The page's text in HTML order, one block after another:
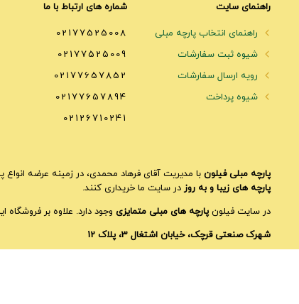
راهنمای سایت
راهنمای انتخاب پارچه مبلی
شیوه ثبت سفارشات
رویه ارسال سفارشات
شیوه پرداخت
شماره های ارتباط با ما
02177525008
02177525009
02177657852
02177657894
02126710241
پارچه مبلی فیلون با مدیریت آقای فرهاد محمدی، در زمینه عرضه انواع
پارچه های زیبا و به روز در سایت ما خریداری کنند.
در سایت فیلونپارچه های مبلی متمایزی وجود دارد. علاوه بر
شهرک صنعتی قرچک، خیابان اشتغال 3، پلاک 12